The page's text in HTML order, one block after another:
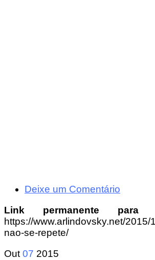
Deixe um Comentário
Link permanente para
https://www.arlindovsky.net/2015/
nao-se-repete/
Out 07 2015